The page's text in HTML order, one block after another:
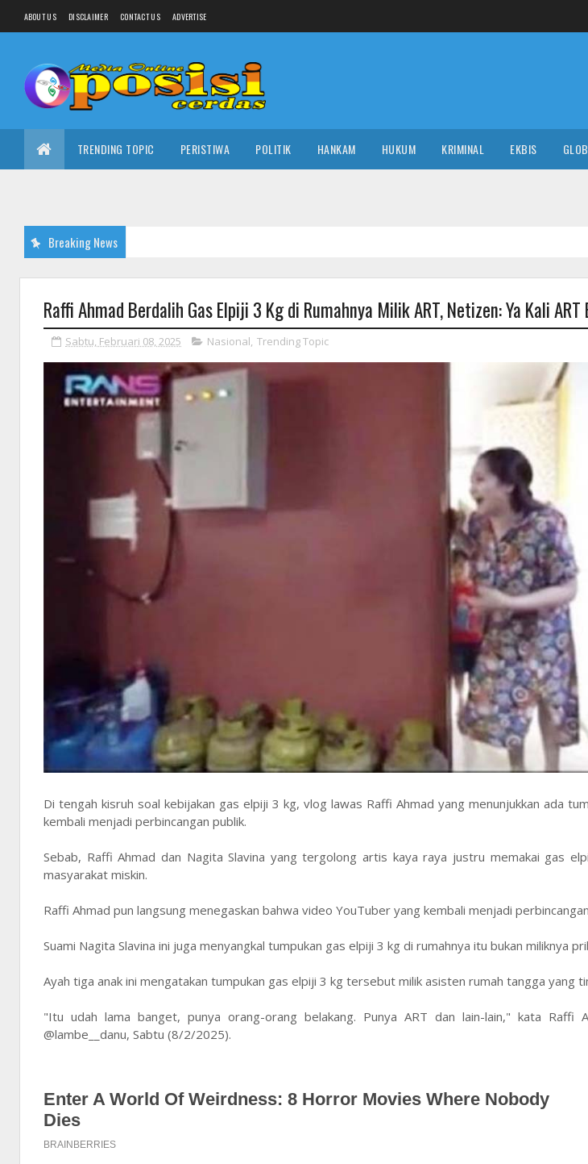
ABOUT US DISCLAIMER CONTACT US ADVERTISE
TRENDING TOPIC PERISTIWA POLITIK HANKAM HUKUM KRIMINAL EKBIS
Breaking News
Raffi Ahmad Berdalih Gas Elpiji 3 Kg di Rumahnya Milik ART, Netizen: Ya Kali
Sabtu, Februari 08, 2025 Nasional, Trending Topic
Di tengah kisruh soal kebijakan gas elpiji 3 kg, vlog lawas Raffi Ahmad yang menunjukkan ada
kembali menjadi perbincangan publik.
Sebab, Raffi Ahmad dan Nagita Slavina yang tergolong artis kaya raya justru memakai gas
masyarakat miskin.
Raffi Ahmad pun langsung menegaskan bahwa video YouTuber yang kembali menjadi
Suami Nagita Slavina ini juga menyangkal tumpukan gas elpiji 3 kg di rumahnya itu bukan miliknya
Ayah tiga anak ini mengatakan tumpukan gas elpiji 3 kg tersebut milik asisten rumah tangga yang
"Itu udah lama banget, punya orang-orang belakang. Punya ART dan lain-lain," kata Raffi
@lambe__danu, Sabtu (8/2/2025).